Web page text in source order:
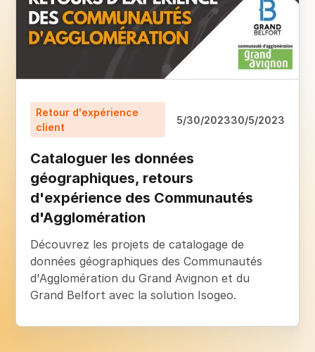
Retour d'expérience
client
5/30/202330/5/2023
Cataloguer les données
géographiques, retours
d'expérience des Communautés
d'Agglomération
Découvrez les projets de catalogage de
données géographiques des Communautés
d'Agglomération du Grand Avignon et du
Grand Belfort avec la solution Isogeo.